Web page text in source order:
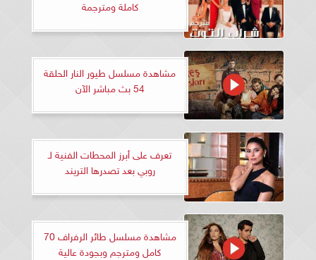
كاملة ومترجمة
مشاهدة مسلسل طيور النار الحلقة
54 بث مباشر الآن
تعرف على أبرز المحطات الفنية لـ
روبي بعد تصدرها التريند
مشاهدة مسلسل طائر الرفراف 70
كامل ومترجم وبجودة عالية